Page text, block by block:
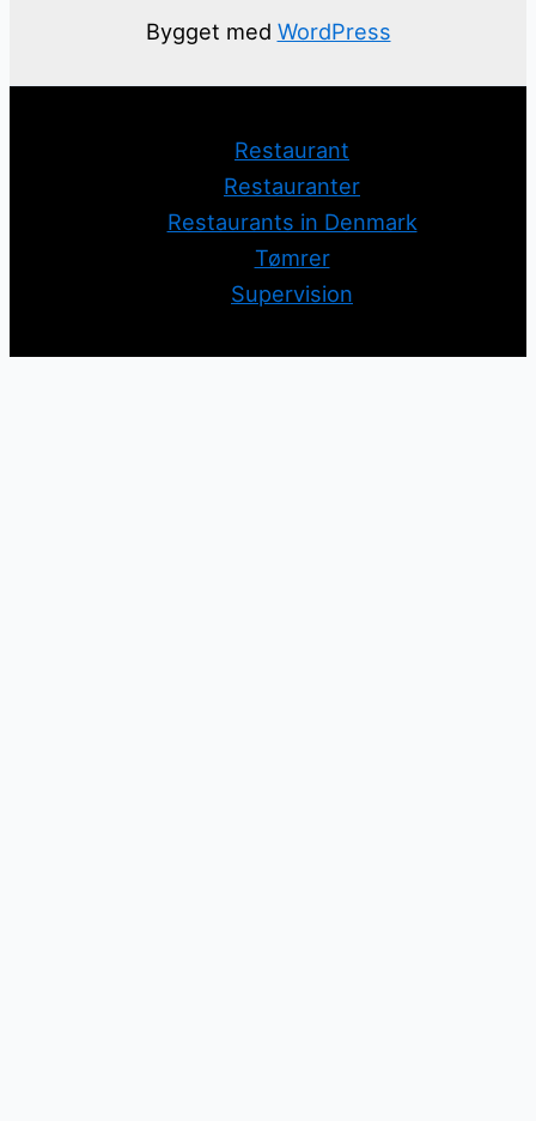
Bygget med WordPress
Restaurant
Restauranter
Restaurants in Denmark
Tømrer
Supervision